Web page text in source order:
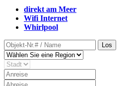
direkt am Meer
Wifi Internet
Whirlpool
Los